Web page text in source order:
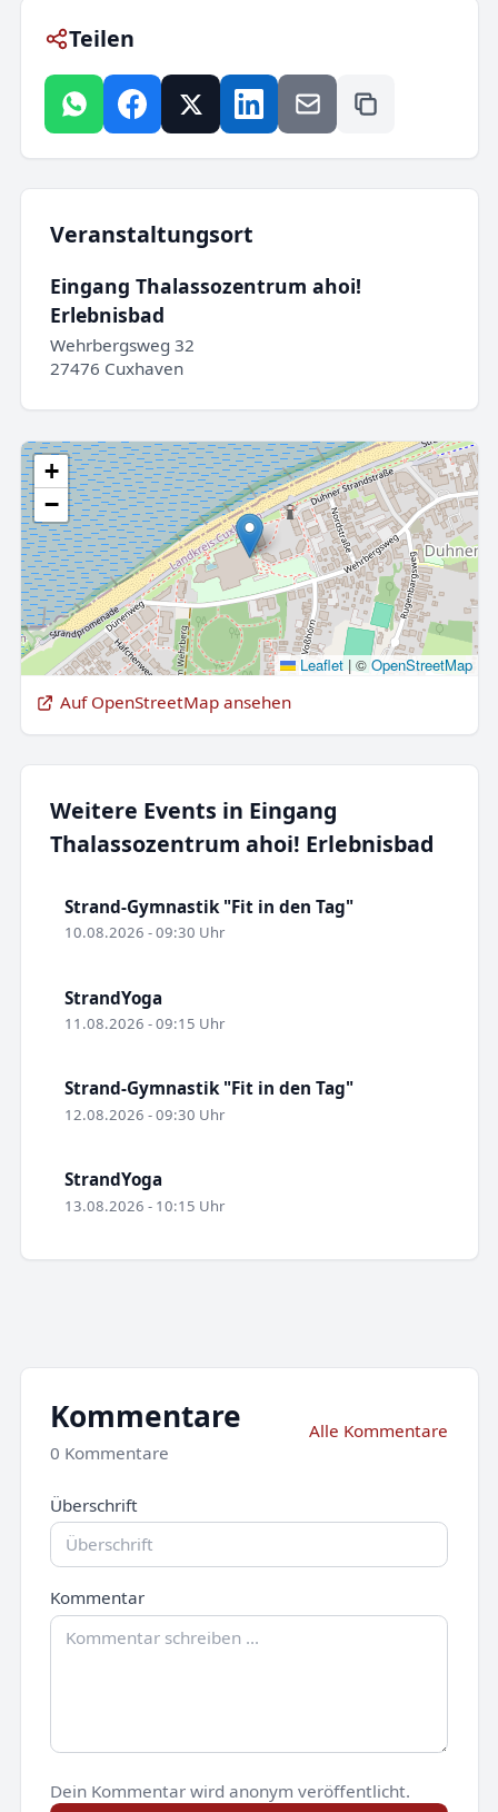
Teilen
Veranstaltungsort
Eingang Thalassozentrum ahoi!
Erlebnisbad
Wehrbergsweg 32
27476 Cuxhaven
+
−
Leaflet |©OpenStreetMap
Auf OpenStreetMap ansehen
Weitere Events in Eingang
Thalassozentrum ahoi! Erlebnisbad
Strand-Gymnastik "Fit in den Tag"
10.08.2026 - 09:30 Uhr
StrandYoga
11.08.2026 - 09:15 Uhr
Strand-Gymnastik "Fit in den Tag"
12.08.2026 - 09:30 Uhr
StrandYoga
13.08.2026 - 10:15 Uhr
Kommentare
0 Kommentare
Alle Kommentare
Überschrift
Kommentar
Dein Kommentar wird anonym veröffentlicht.